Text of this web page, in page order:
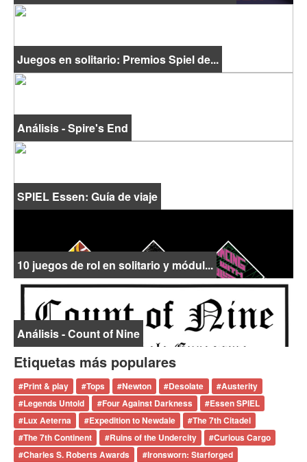
Juegos en solitario: Premios Spiel de...
Análisis - Spire's End
SPIEL Essen: Guía de viaje
10 juegos de rol en solitario y módul...
Análisis - Count of Nine
Etiquetas más populares
#Print & play #Tops #Newton #Desolate #Austerity
#Legends Untold #Four Against Darkness #Essen SPIEL
#Lux Aeterna #Expedition to Newdale #The 7th Citadel
#The 7th Continent #Ruins of the Undercity #Curious Cargo
#Charles S. Roberts Awards #Ironsworn: Starforged